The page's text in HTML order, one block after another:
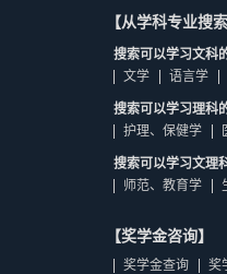
【从学科专业搜索
搜索可以学习文科
文学
语言学
搜索可以学习理科
护理、保健学
搜索可以学习文理
师范、教育学
【奖学金咨询】
奖学金查询 奖